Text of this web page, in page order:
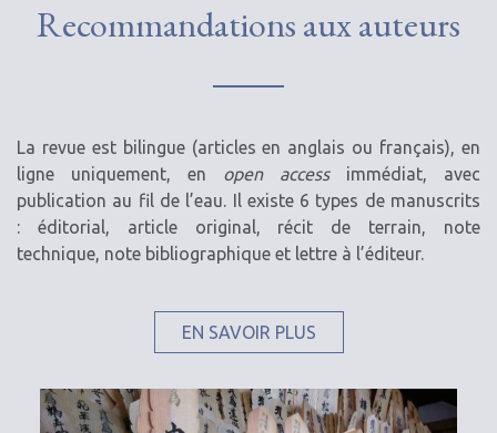
Recommandations aux auteurs
La revue est bilingue (articles en anglais ou français), en
ligne uniquement, en open accessimmédiat, avec
publication au fil de l’eau. Il existe 6 types de manuscrits
: éditorial, article original, récit de terrain, note
technique, note bibliographique et lettre à l’éditeur.
EN SAVOIR PLUS